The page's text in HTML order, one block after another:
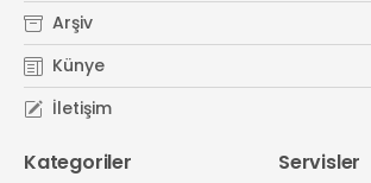
Arşiv
Künye
İletişim
Kategoriler Servisler